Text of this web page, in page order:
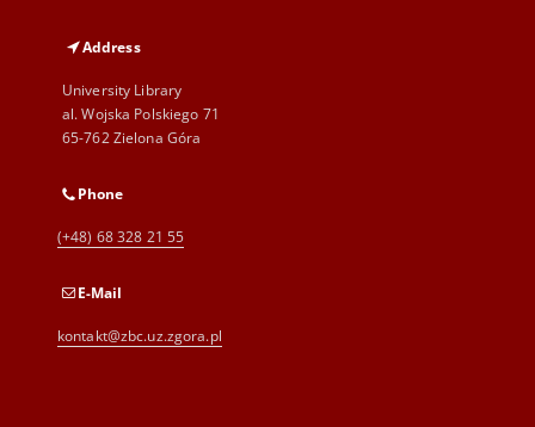
Address
University Library
al. Wojska Polskiego 71
65-762 Zielona Góra
Phone
(+48) 68 328 21 55
E-Mail
kontakt@zbc.uz.zgora.pl